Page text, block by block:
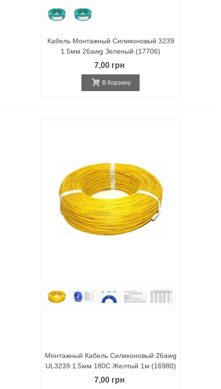
Кабель Монтажный Силиконовый 3239
1.5мм 26awg Зеленый (17706)
7,00 грн
В Корзину
Монтажный Кабель Силиконовый 26awg
UL3239 1.5мм 180С Желтый 1м (16980)
7,00 грн